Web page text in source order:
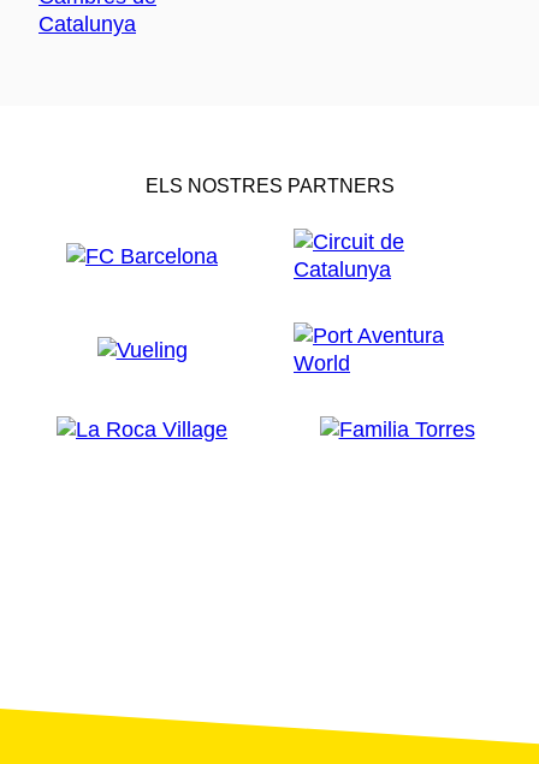
ELS NOSTRES PARTNERS